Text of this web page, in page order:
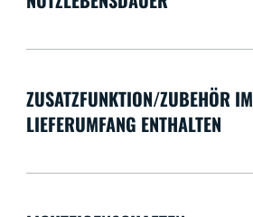
ZUSATZFUNKTION/ZUBEHÖR IM
LIEFERUMFANG ENTHALTEN